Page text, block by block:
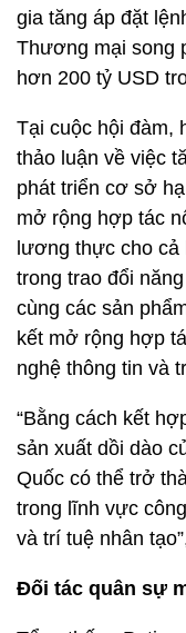
gia tăng áp đặt
Thương mại song
hơn 200 tỷ USD
Tại cuộc hội đàm,
thảo luận về việc
phát triển cơ sở
mở rộng hợp tác
lương thực cho
trong trao đổi
cùng các sản
kết mở rộng hợp
nghệ thông tin và
“Bằng cách kết
sản xuất dồi dào
Quốc có thể trở
trong lĩnh vực
và trí tuệ nhân
Đối tác quân sự